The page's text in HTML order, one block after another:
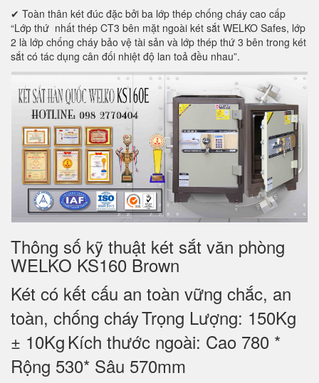
✔ Toàn thân két đúc đặc bởi ba lớp thép chống cháy cao cấp
“Lớp thứ nhất thép CT3 bên mặt ngoài két sắt WELKO Safes, lớp
2 là lớp chống cháy bảo vệ tài sản và lớp thép thứ 3 bên trong két
sắt có tác dụng cân đối nhiệt độ lan toả đều nhau”.
Thông số kỹ thuật két sắt văn phòng
WELKO KS160 Brown
Két có kết cấu an toàn vững chắc, an
toàn, chống cháyTrọng Lượng: 150Kg
± 10Kg Kích thước ngoài: Cao 780 *
Rộng 530* Sâu 570mm